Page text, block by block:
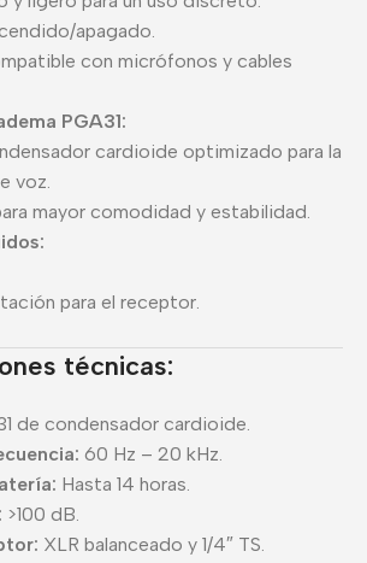
apagado.
con micrófonos y cables
PGA31:
cardioide optimizado para la
voz.
mayor comodidad y estabilidad.
para el receptor.
técnicas:
de condensador cardioide.
60 Hz – 20 kHz.
Hasta 14 horas.
>100 dB.
XLR balanceado y 1/4″ TS.